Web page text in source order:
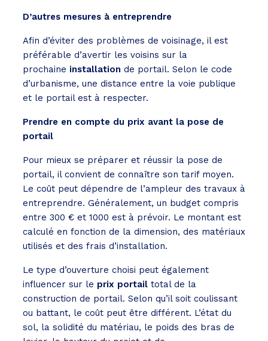
D’autres mesures à entreprendre
Afin d’éviter des problèmes de voisinage, il est
préférable d’avertir les voisins sur la
prochaine installation de portail. Selon le code
d’urbanisme, une distance entre la voie publique
et le portail est à respecter.
Prendre en compte du prix avant la pose de
portail
Pour mieux se préparer et réussir la pose de
portail, il convient de connaître son tarif moyen.
Le coût peut dépendre de l’ampleur des travaux à
entreprendre. Généralement, un budget compris
entre 300 € et 1000 est à prévoir. Le montant est
calculé en fonction de la dimension, des matériaux
utilisés et des frais d’installation.
Le type d’ouverture choisi peut également
influencer sur le prix portail total de la
construction de portail. Selon qu’il soit coulissant
ou battant, le coût peut être différent. L’état du
sol, la solidité du matériau, le poids des bras de